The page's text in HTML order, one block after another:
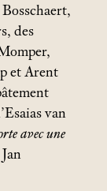
des
et Arent
van
avec une